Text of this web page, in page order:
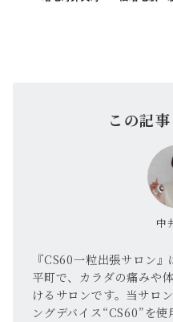
この記
中
『CS60一粒出張サロン
平町で、カラダの痛みや
けるサロンです。当サロ
ングデバイス“CS60”を使